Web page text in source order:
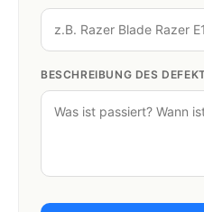
BESCHREIBUNG DES